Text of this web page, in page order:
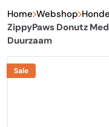
Home Webshop
ZippyPaws Donutz
Duurzaam
Sale